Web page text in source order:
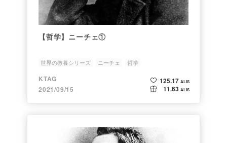
【哲学】ニーチェ①
世界の教養シリーズ ニーチェ 哲学
KTAG
2021/09/15
125.17 ALIS
11.63 ALIS